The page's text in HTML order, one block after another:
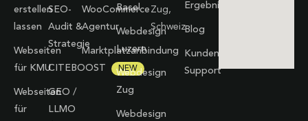
erstellen
lassen
Webseiten
für KMU
Webseiten
für
SEO-
Audit &
Strategie
CITEBOOST NEW
GEO /
LLMO
WooCommerce
Agentur
Marktplatzanbindung
Basel
Webdesign
Luzern
Webdesign
Zug
Webdesign
Zug,
Schweiz
Ergebnisse
Blog
Kunden-
Support